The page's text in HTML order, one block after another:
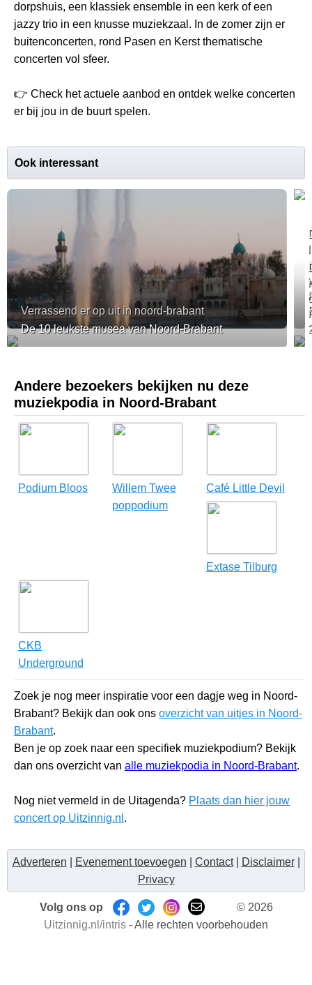
dorpshuis, een klassiek ensemble in een kerk of een
jazzy trio in een knusse muziekzaal. In de zomer zijn er
buitenconcerten, rond Pasen en Kerst thematische
concerten vol sfeer.
👉 Check het actuele aanbod en ontdek welke concerten
er bij jou in de buurt spelen.
Ook interessant
Verrassend er op uit in noord-brabant
De 10 leukste musea van Noord-Brabant
Andere bezoekers bekijken nu deze
muziekpodia in Noord-Brabant
Podium Bloos
Willem Twee
poppodium
Café Little Devil
Extase Tilburg
CKB
Underground
Zoek je nog meer inspiratie voor een dagje weg in Noord-
Brabant? Bekijk dan ook ons overzicht van uitjes in Noord-
Brabant.
Ben je op zoek naar een specifiek muziekpodium? Bekijk
dan ons overzicht van alle muziekpodia in Noord-Brabant.
Nog niet vermeld in de Uitagenda? Plaats dan hier jouw
concert op Uitzinnig.nl .
Adverteren Evenement toevoegen Contact| Disclaimer|
Privacy
Volg ons op
© 2026
Uitzinnig.nl/intris - Alle rechten voorbehouden